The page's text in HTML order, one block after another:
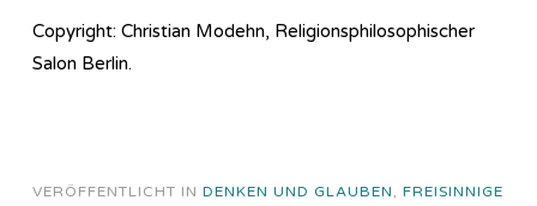
Copyright: Christian Modehn, Religionsphilosophischer
Salon Berlin.
VERÖFFENTLICHT IN DENKEN UND GLAUBEN, FREISINNIGE